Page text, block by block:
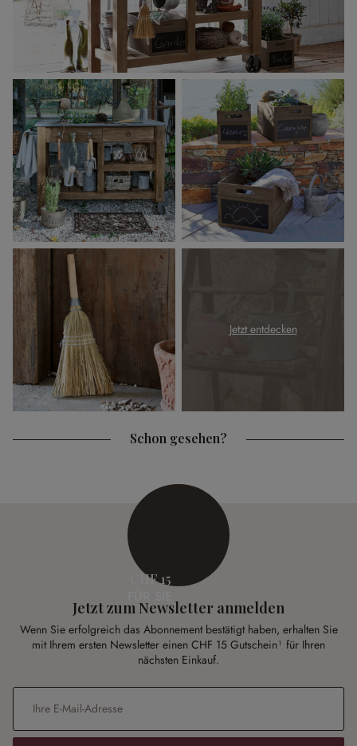
Jetzt entdecken
Schon gesehen?
CHF 15
Jetzt zum Newsletter anmelden
Wenn Sie erfolgreich das Abonnement bestätigt haben, erhalten Sie
mit Ihrem ersten Newsletter einen CHF 15 Gutschein¹ für Ihren
nächsten Einkauf.
E-Mail-Adresse*